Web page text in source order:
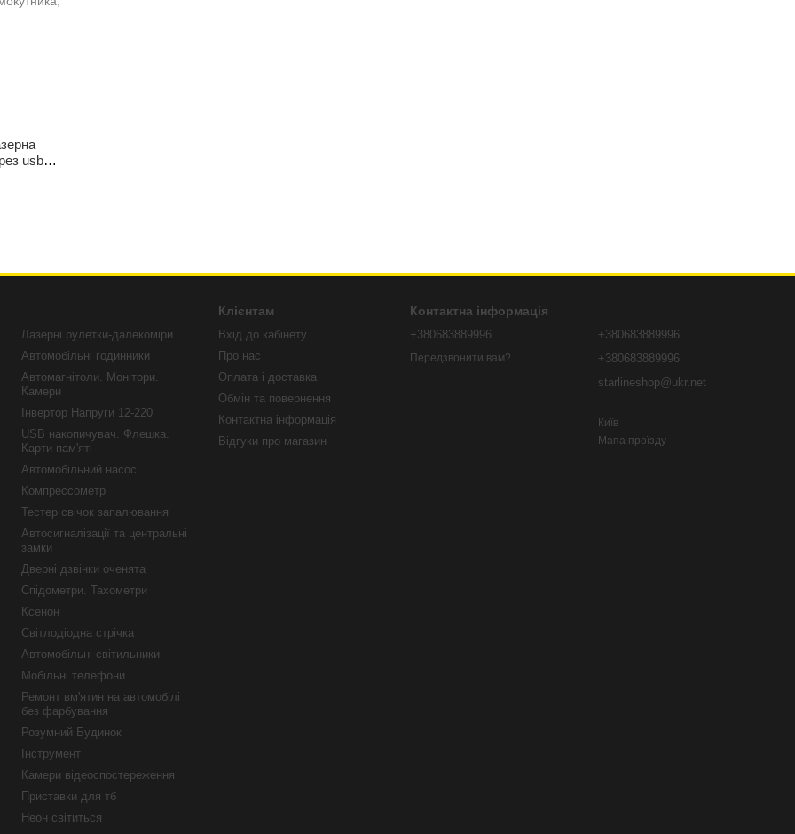
usb
Лазерні рулетки-далекоміри
Автомобільні годинники
Автомагнітоли. Монітори.
Камери
Інвертор Напруги 12-220
USB накопичувач. Флешка.
Карти пам'яті
Автомобільний насос
Компрессометр
Тестер свічок запалювання
Автосигналізації та центральні
замки
Дверні дзвінки оченята
Спідометри. Тахометри
Ксенон
Світлодіодна стрічка
Автомобільні світильники
Мобільні телефони
Ремонт вм'ятин на автомобілі
без фарбування
Розумний Будинок
Інструмент
Камери відеоспостереження
Приставки для тб
Неон світиться
Клієнтам
Вхід до кабінету
Про нас
Оплата і доставка
Обмін та повернення
Контактна інформація
Відгуки про магазин
Контактна інформація
+380683889996
Передзвонити вам?
+380683889996
+380683889996
starlineshop@ukr.net
Київ
Мапа проїзду